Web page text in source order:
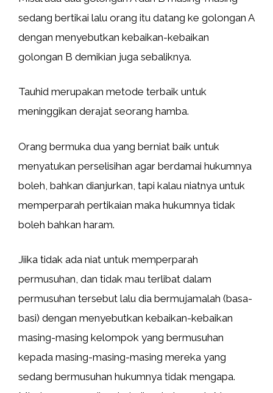
sedang bertikai lalu orang itu datang ke golongan A
dengan menyebutkan kebaikan-kebaikan
golongan B demikian juga sebaliknya.
Tauhid merupakan metode terbaik untuk
meninggikan derajat seorang hamba.
Orang bermuka dua yang berniat baik untuk
menyatukan perselisihan agar berdamai hukumnya
boleh, bahkan dianjurkan, tapi kalau niatnya untuk
memperparah pertikaian maka hukumnya tidak
boleh bahkan haram.
Jiika tidak ada niat untuk memperparah
permusuhan, dan tidak mau terlibat dalam
permusuhan tersebut lalu dia bermujamalah (basa-
basi) dengan menyebutkan kebaikan-kebaikan
masing-masing kelompok yang bermusuhan
kepada masing-masing-masing mereka yang
sedang bermusuhan hukumnya tidak mengapa.